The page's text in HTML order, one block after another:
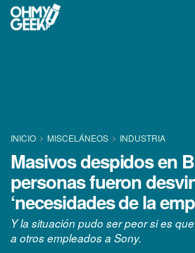
INICIO MISCELÁNEOS INDUSTRIA
Masivos despidos en
personas fueron
‘necesidades de la
Y la situación pudo ser peor si es
a otros empleados a Sony.